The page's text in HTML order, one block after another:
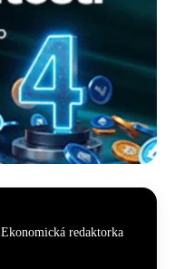
Ekonomická redaktorka